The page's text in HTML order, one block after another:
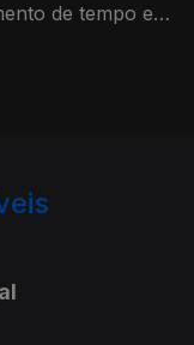
de tempo em